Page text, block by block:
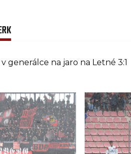
generálce na jaro na Letné 3:1